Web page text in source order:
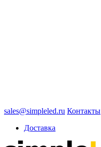
sales@simpleled.ru Контакты
Доставка